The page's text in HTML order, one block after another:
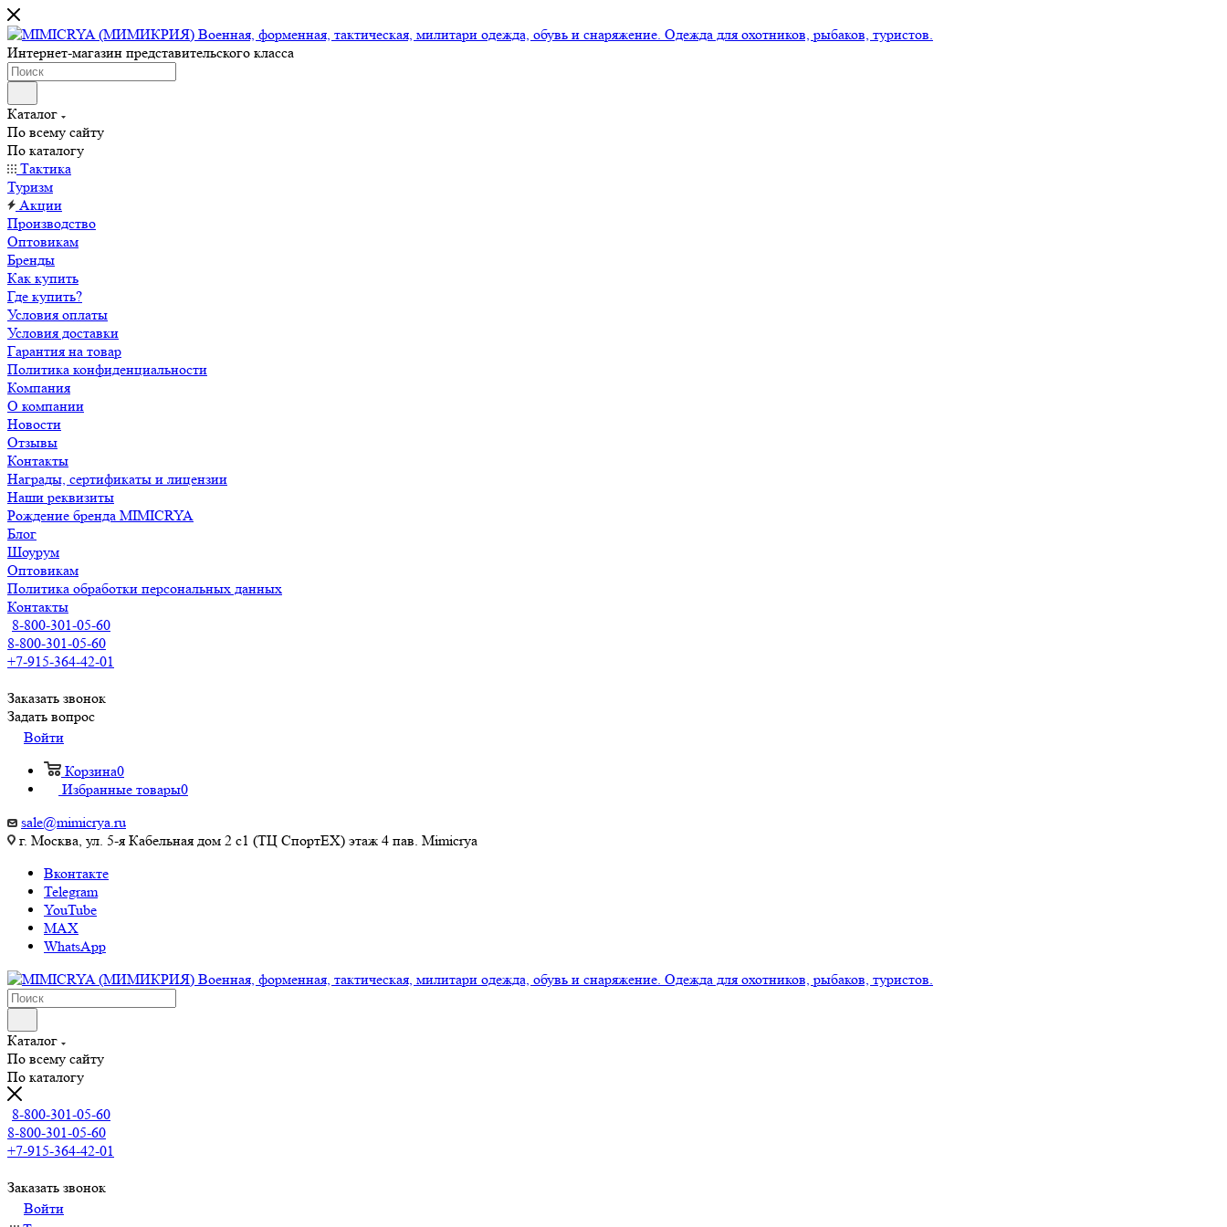
Интернет-магазин представительского класса
Каталог
По всему сайту
По каталогу
Тактика
Туризм
Акции
Производство
Оптовикам
Бренды
Как купить
Где купить?
Условия оплаты
Условия доставки
Гарантия на товар
Политика конфиденциальности
Компания
О компании
Новости
Отзывы
Контакты
Награды, сертификаты и лицензии
Наши реквизиты
Рождение бренда MIMICRYA
Блог
Шоурум
Оптовикам
Политика обработки персональных данных
Контакты
8-800-301-05-60
8-800-301-05-60
+7-915-364-42-01
Заказать звонок
Задать вопрос
Войти
Корзина0
Избранные товары0
sale@mimicrya.ru
г. Москва, ул. 5-я Кабельная дом 2 с1 (ТЦ СпортEX) этаж 4 пав. Mimicrya
Вконтакте
Telegram
YouTube
MAX
WhatsApp
Каталог
По всему сайту
По каталогу
8-800-301-05-60
8-800-301-05-60
+7-915-364-42-01
Заказать звонок
Войти